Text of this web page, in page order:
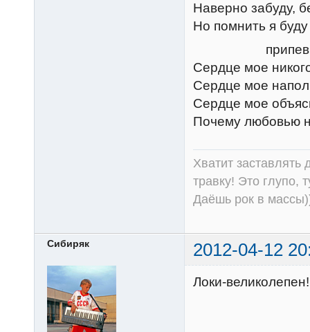
Наверно забуду,
Но помнить я
припев
Сердце мое
Сердце мое
Сердце мое
Почему любовью
Хватит заставлять
травку! Это глупо,
Даёшь рок в
Сибиряк 2012-04-12
Локи-великолепен!